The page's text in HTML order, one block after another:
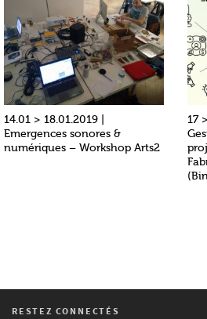
14.01 > 18.01.2019 |
Emergences sonores &
numériques – Workshop Arts2
17
RESTEZ CONNECTÉS